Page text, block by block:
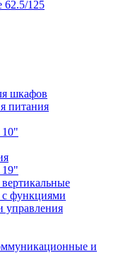
62.5/125
шкафов
питания
10"
19"
с функциями
управления
и